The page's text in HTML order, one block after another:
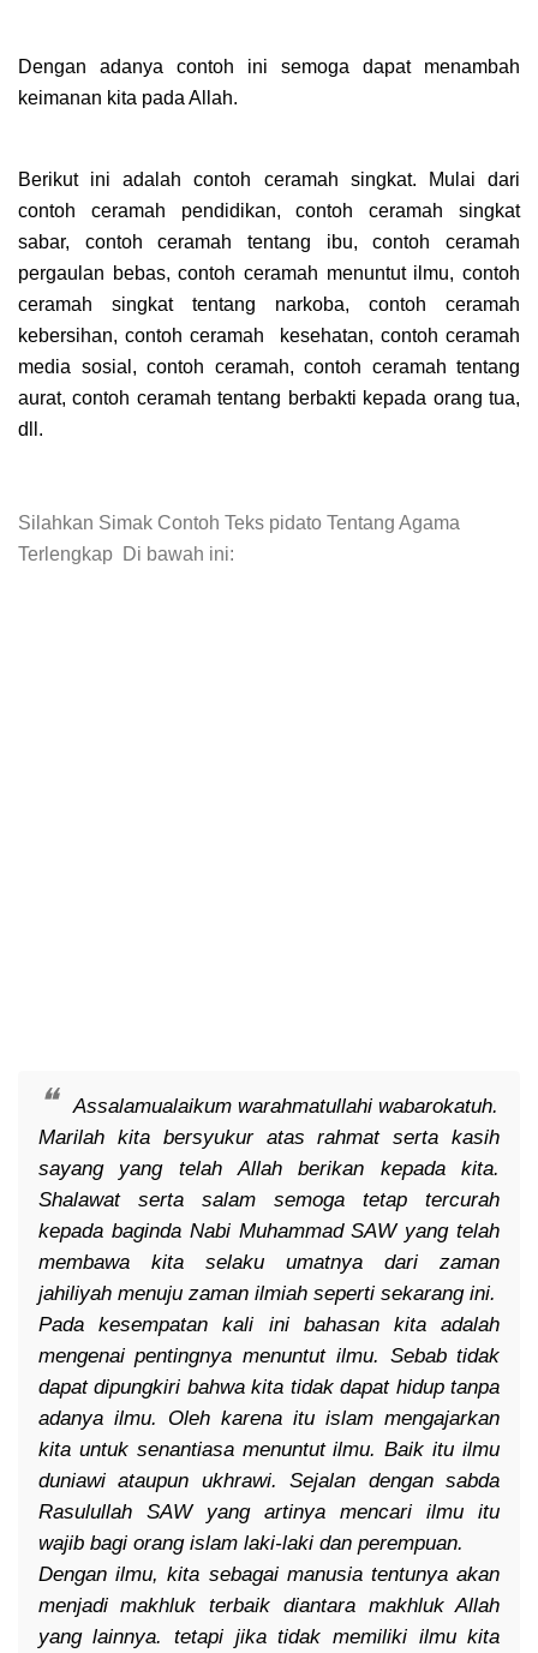
Dengan adanya contoh ini semoga dapat menambah
keimanan kita pada Allah.
Berikut ini adalah contoh ceramah singkat. Mulai dari
contoh ceramah pendidikan, contoh ceramah singkat
sabar, contoh ceramah tentang ibu, contoh ceramah
pergaulan bebas, contoh ceramah menuntut ilmu, contoh
ceramah singkat tentang narkoba, contoh ceramah
kebersihan, contoh ceramah kesehatan, contoh ceramah
media sosial, contoh ceramah, contoh ceramah tentang
aurat, contoh ceramah tentang berbakti kepada orang tua,
dll.
Silahkan Simak Contoh Teks pidato Tentang Agama
Terlengkap Di bawah ini:
Assalamualaikum warahmatullahi wabarokatuh.
Marilah kita bersyukur atas rahmat serta kasih
sayang yang telah Allah berikan kepada kita.
Shalawat serta salam semoga tetap tercurah
kepada baginda Nabi Muhammad SAW yang telah
membawa kita selaku umatnya dari zaman
jahiliyah menuju zaman ilmiah seperti sekarang ini.
Pada kesempatan kali ini bahasan kita adalah
mengenai pentingnya menuntut ilmu. Sebab tidak
dapat dipungkiri bahwa kita tidak dapat hidup tanpa
adanya ilmu. Oleh karena itu islam mengajarkan
kita untuk senantiasa menuntut ilmu. Baik itu ilmu
duniawi ataupun ukhrawi. Sejalan dengan sabda
Rasulullah SAW yang artinya mencari ilmu itu
wajib bagi orang islam laki-laki dan perempuan.
Dengan ilmu, kita sebagai manusia tentunya akan
menjadi makhluk terbaik diantara makhluk Allah
yang lainnya. tetapi jika tidak memiliki ilmu kita